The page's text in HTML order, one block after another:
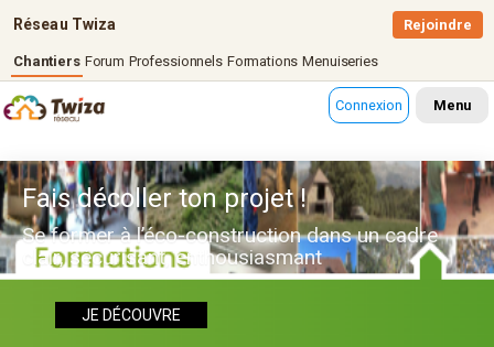
Réseau Twiza
Chantiers Forum Professionnels Formations Menuiseries
Rejoindre
Connexion Menu
Fais décoller ton projet !
Se former à l’éco-construction dans un cadre
clair, sécurisant, enthousiasmant
JE DÉCOUVRE